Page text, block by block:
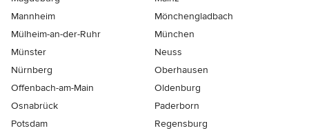
Mannheim
Mönchen­gladbach
Mülheim-an-der-Ruhr
München
Münster
Neuss
Nürnberg
Oberhausen
Offenbach-am-Main
Oldenburg
Osnabrück
Paderborn
Potsdam
Regensburg